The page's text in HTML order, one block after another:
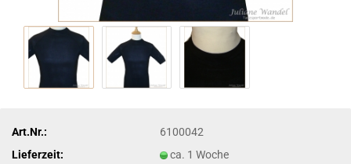
Art.Nr.:
6100042
Lieferzeit:
ca. 1 Woche